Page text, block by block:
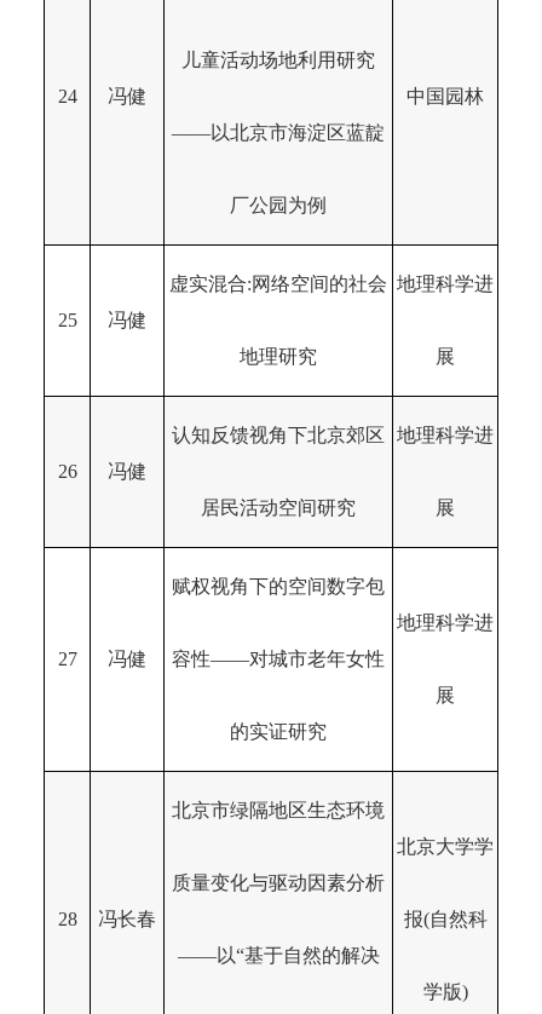
24 冯健
儿童活动场地利用研究
——以北京市海淀区蓝靛
厂公园为例
中国园林
25 冯健
虚实混合:网络空间的社会
地理研究
地理科学进
展
26 冯健
认知反馈视角下北京郊区
居民活动空间研究
地理科学进
展
27 冯健
赋权视角下的空间数字包
容性——对城市老年女性
的实证研究
地理科学进
展
28 冯长春
北京市绿隔地区生态环境
质量变化与驱动因素分析
——以“基于自然的解决
北京大学学
报(自然科
学版)